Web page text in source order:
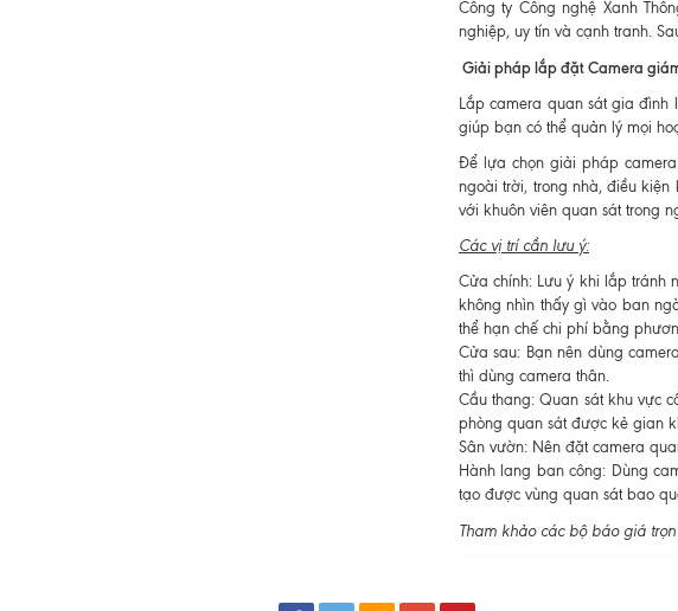
Công ty Công nghệ Xanh
nghiệp, uy tín và cạnh tranh.
Giải pháp lắp đặt Camera
Lắp camera quan sát gia
giúp bạn có thể quản lý mọi
Để lựa chọn giải pháp
ngoài trời, trong nhà, điều kiện
với khuôn viên quan sát trong
Các vị trí cần lưu ý:
Cửa chính: Lưu ý khi lắp tránh
không nhìn thấy gì vào ban
thể hạn chế chi phí bằng
Cửa sau: Bạn nên dùng
thì dùng camera thân.
Cầu thang: Quan sát khu vực
phòng quan sát được kẻ gian
Sân vườn: Nên đặt camera
Hành lang ban công: Dùng
tạo được vùng quan sát bao
Tham khảo các bộ báo giá